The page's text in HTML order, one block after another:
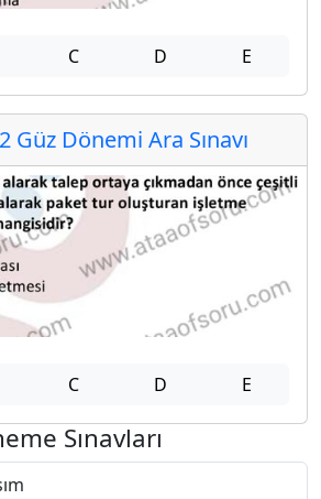
C D E
Güz Dönemi Ara Sınavı
C D E
Sınavları